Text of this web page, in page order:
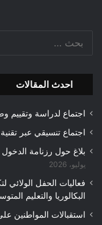
احدث المقالات
اجتماع لدراسة وتقييم
اجتماع تنسيقي عبر
بلاغ حول رزنامة الدخول
يوليو، 2026
فعاليات الحفل الولائي
البكالوريا والتعليم
استقبالات المواطنين